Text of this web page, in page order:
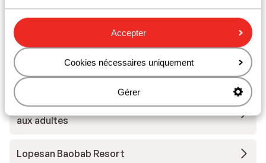
Accepter
Cookies nécessaires uniquement
Gérer
Lopesan Costa Meloneras Resort & Spa
Hôtel Hartaguna - adults only
Hôtel Don Gregory by Dunas - adult only
Hôtel Cristina by Tigotan Las Palmas - Réservé
aux adultes
Lopesan Baobab Resort